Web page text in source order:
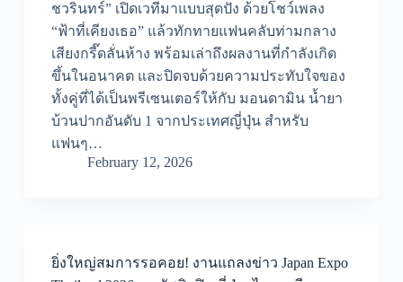
ชวรินทร์” เปิดเวทีมาแบบสุดปัง ด้วยโชว์เพลง
“ฟ้าที่เคียงเธอ” แล้วทักทายแฟนคลับท่ามกลาง
เสียงกรี๊ดลั่นห้าง พร้อมเล่าถึงผลงานที่กำลังเกิด
ขึ้นในอนาคต และปิดจบด้วยความประทับใจของ
ทั้งคู่ที่ได้เป็นพรีเซนเตอร์ให้กับ มอนดามิน น้ำยา
บ้วนปากอันดับ 1 จากประเทศญี่ปุ่น สำหรับ
แฟนๆ…
February 12, 2026
ยิ่งใหญ่สมการรอคอย! งานแถลงข่าว Japan Expo